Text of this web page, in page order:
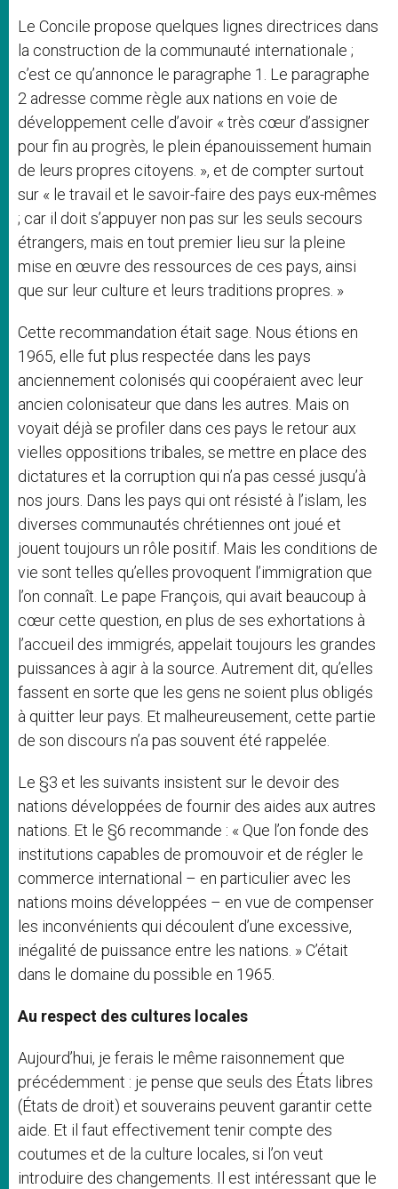
Le Concile propose quelques lignes directrices dans
la construction de la communauté internationale ;
c’est ce qu’annonce le paragraphe 1. Le paragraphe
2 adresse comme règle aux nations en voie de
développement celle d’avoir « très cœur d’assigner
pour fin au progrès, le plein épanouissement humain
de leurs propres citoyens. », et de compter surtout
sur « le travail et le savoir-faire des pays eux-mêmes
; car il doit s’appuyer non pas sur les seuls secours
étrangers, mais en tout premier lieu sur la pleine
mise en œuvre des ressources de ces pays, ainsi
que sur leur culture et leurs traditions propres. »
Cette recommandation était sage. Nous étions en
1965, elle fut plus respectée dans les pays
anciennement colonisés qui coopéraient avec leur
ancien colonisateur que dans les autres. Mais on
voyait déjà se profiler dans ces pays le retour aux
vielles oppositions tribales, se mettre en place des
dictatures et la corruption qui n’a pas cessé jusqu’à
nos jours. Dans les pays qui ont résisté à l’islam, les
diverses communautés chrétiennes ont joué et
jouent toujours un rôle positif. Mais les conditions de
vie sont telles qu’elles provoquent l’immigration que
l’on connaît. Le pape François, qui avait beaucoup à
cœur cette question, en plus de ses exhortations à
l’accueil des immigrés, appelait toujours les grandes
puissances à agir à la source. Autrement dit, qu’elles
fassent en sorte que les gens ne soient plus obligés
à quitter leur pays. Et malheureusement, cette partie
de son discours n’a pas souvent été rappelée.
Le §3 et les suivants insistent sur le devoir des
nations développées de fournir des aides aux autres
nations. Et le §6 recommande : « Que l’on fonde des
institutions capables de promouvoir et de régler le
commerce international – en particulier avec les
nations moins développées – en vue de compenser
les inconvénients qui découlent d’une excessive,
inégalité de puissance entre les nations. » C’était
dans le domaine du possible en 1965.
Au respect des cultures locales
Aujourd’hui, je ferais le même raisonnement que
précédemment : je pense que seuls des États libres
(États de droit) et souverains peuvent garantir cette
aide. Et il faut effectivement tenir compte des
coutumes et de la culture locales, si l’on veut
introduire des changements. Il est intéressant que le